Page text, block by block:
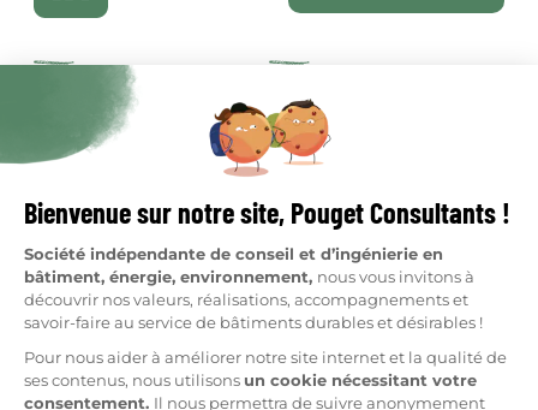
Qui sommes-nous
Réalisations
Nous rejoindre
Je suis copropriétaire
Je suis syndic
Métiers
Fabrique